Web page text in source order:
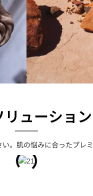
リューション
。肌の悩みに合ったプレ